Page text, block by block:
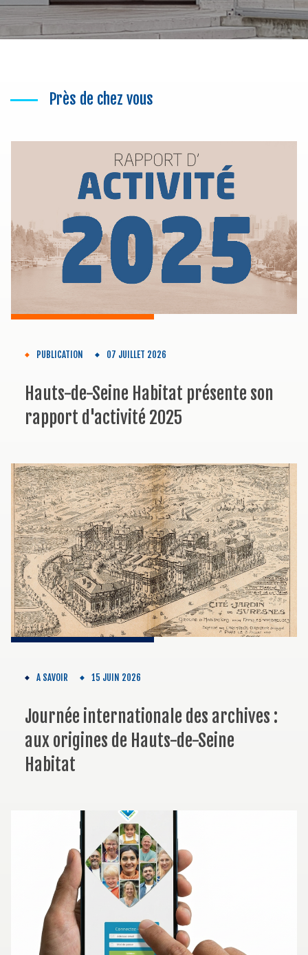
Près de chez vous
PUBLICATION 07 JUILLET 2026
Hauts-de-Seine Habitat présente son
rapport d'activité 2025
A SAVOIR 15 JUIN 2026
Journée internationale des archives :
aux origines de Hauts-de-Seine
Habitat